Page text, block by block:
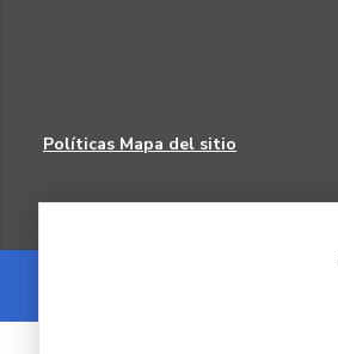
Políticas Mapa del sitio